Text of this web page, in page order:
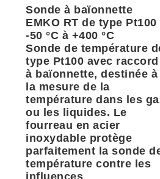
Sonde à baïonnette
EMKO RT de type Pt100
-50 °C à +400 °C
Sonde de température
type Pt100 avec raccord
à baïonnette, destinée à
la mesure de la
température dans les
ou les liquides. Le
fourreau en acier
inoxydable protège
parfaitement la sonde
température contre les
influences